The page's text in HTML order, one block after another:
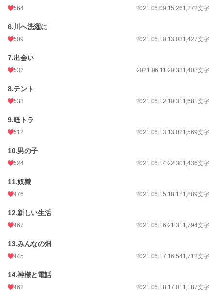
564 2021.06.09 15:261,272文字
6.川へ洗濯に
509 2021.06.10 13:031,427文字
7.出会い
532 2021.06.11 20:331,408文字
8.テント
533 2021.06.12 10:311,681文字
9.軽トラ
512 2021.06.13 13:021,569文字
10.男の子
524 2021.06.14 22:301,436文字
11.奴隷
476 2021.06.15 18:181,889文字
12.新しい生活
467 2021.06.16 21:311,794文字
13.みんなの畑
445 2021.06.17 16:541,712文字
14.神様と電話
462 2021.06.18 17:011,187文字